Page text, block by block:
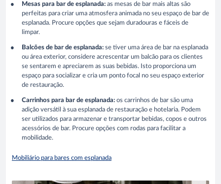
Mesas para bar de esplanada: as mesas de bar mais altas são
perfeitas para criar uma atmosfera animada no seu espaço de bar de
esplanada. Procure opções que sejam duradouras e fáceis de
limpar.
Balcões de bar de esplanada: se tiver uma área de bar na esplanada
ou área exterior, considere acrescentar um balcão para os clientes
se sentarem e apreciarem as suas bebidas. Isto proporciona um
espaço para socializar e cria um ponto focal no seu espaço exterior
de restauração.
Carrinhos para bar de esplanada: os carrinhos de bar são uma
adição versátil à sua esplanada de restauração e hotelaria. Podem
ser utilizados para armazenar e transportar bebidas, copos e outros
acessórios de bar. Procure opções com rodas para facilitar a
mobilidade.
Mobiliário para bares com esplanada